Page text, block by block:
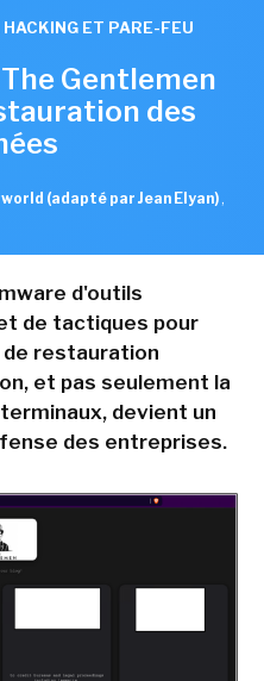
ET PARE-FEU
Gentlemen
des
(adapté par Jean Elyan) ,
d'outils
de tactiques pour
restauration
et pas seulement la
devient un
des entreprises.